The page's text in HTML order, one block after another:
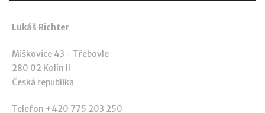
Lukáš Richter
Miškovice 43 - Třebovle
280 02 Kolín II
Česká republika
Telefon +420 775 203 250